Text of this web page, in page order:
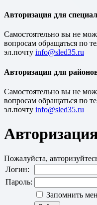
Авторизация для
Cамостоятельно вы не
вопросам обращаться по
эл.почту
Авторизация для
Cамостоятельно вы не
вопросам обращаться по
эл.почту
Пожалуйста,
Логин:
Пароль:
Запомнить